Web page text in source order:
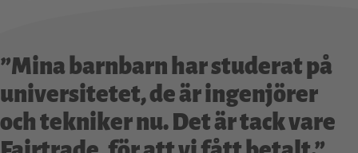
”Mina barnbarn har studerat på
universitetet, de är ingenjörer
och tekniker nu. Det är tack vare